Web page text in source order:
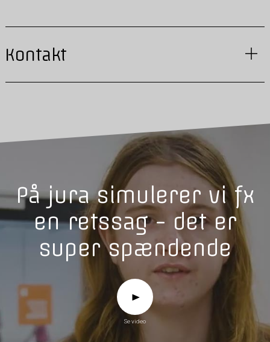
Kontakt
På jura simulerer vi fx
en retssag - det er
super spændende
Se video